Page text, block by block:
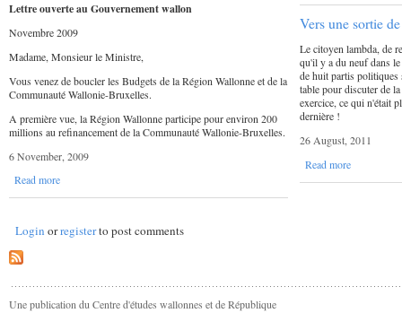
Lettre ouverte au Gouvernement wallon
Novembre 2009
Madame, Monsieur le Ministre,
Vous venez de boucler les Budgets de la Région Wallonne et de la
Communauté Wallonie-Bruxelles.
A première vue, la Région Wallonne participe pour environ 200
millions au refinancement de la Communauté Wallonie-Bruxelles.
6 November, 2009
Read more
Vers une sortie
Le citoyen lambda, de
qu'il y a du neuf dans
de huit partis politiques
table pour discuter de
exercice, ce qui n'était
dernière !
26 August, 2011
Read more
Login orregisterto post comments
Une publication du Centre d'études wallonnes et de République